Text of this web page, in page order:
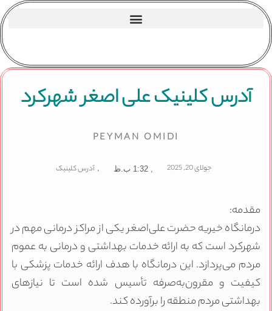
آدرس کلینیک علی اصغر شهرکرد
PEYMAN OMIDI
جولای 20, 2025 1:32 ب.ظ , آدرس کلینیک
مقدمه:
درمانگاه خیریه حضرت علی‌اصغر یکی از مراکز درمانی مهم در
شهرکرد است که به ارائه خدمات بهداشتی و درمانی به عموم
مردم می‌پردازد. این درمانگاه با هدف ارائه خدمات پزشکی با
کیفیت و مقرون‌به‌صرفه تأسیس شده است تا نیازهای
بهداشتی مردم منطقه را برآورده کند.